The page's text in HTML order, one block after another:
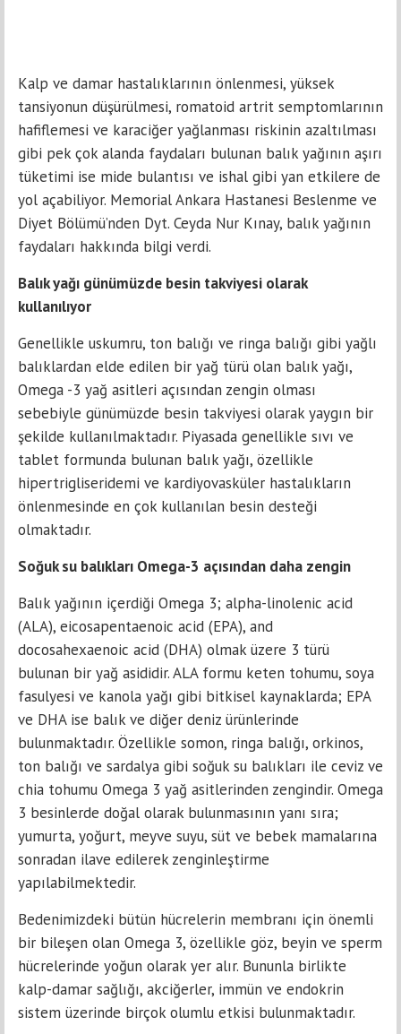
Kalp ve damar hastalıklarının önlenmesi, yüksek
tansiyonun düşürülmesi, romatoid artrit semptomlarının
hafiflemesi ve karaciğer yağlanması riskinin azaltılması
gibi pek çok alanda faydaları bulunan balık yağının aşırı
tüketimi ise mide bulantısı ve ishal gibi yan etkilere de
yol açabiliyor. Memorial Ankara Hastanesi Beslenme ve
Diyet Bölümü’nden Dyt. Ceyda Nur Kınay, balık yağının
faydaları hakkında bilgi verdi.
Balık yağı günümüzde besin takviyesi olarak
kullanılıyor
Genellikle uskumru, ton balığı ve ringa balığı gibi yağlı
balıklardan elde edilen bir yağ türü olan balık yağı,
Omega -3 yağ asitleri açısından zengin olması
sebebiyle günümüzde besin takviyesi olarak yaygın bir
şekilde kullanılmaktadır. Piyasada genellikle sıvı ve
tablet formunda bulunan balık yağı, özellikle
hipertrigliseridemi ve kardiyovasküler hastalıkların
önlenmesinde en çok kullanılan besin desteği
olmaktadır.
Soğuk su balıkları Omega-3 açısından daha zengin
Balık yağının içerdiği Omega 3; alpha-linolenic acid
(ALA), eicosapentaenoic acid (EPA), and
docosahexaenoic acid (DHA) olmak üzere 3 türü
bulunan bir yağ asididir. ALA formu keten tohumu, soya
fasulyesi ve kanola yağı gibi bitkisel kaynaklarda; EPA
ve DHA ise balık ve diğer deniz ürünlerinde
bulunmaktadır. Özellikle somon, ringa balığı, orkinos,
ton balığı ve sardalya gibi soğuk su balıkları ile ceviz ve
chia tohumu Omega 3 yağ asitlerinden zengindir. Omega
3 besinlerde doğal olarak bulunmasının yanı sıra;
yumurta, yoğurt, meyve suyu, süt ve bebek mamalarına
sonradan ilave edilerek zenginleştirme
yapılabilmektedir.
Bedenimizdeki bütün hücrelerin membranı için önemli
bir bileşen olan Omega 3, özellikle göz, beyin ve sperm
hücrelerinde yoğun olarak yer alır. Bununla birlikte
kalp-damar sağlığı, akciğerler, immün ve endokrin
sistem üzerinde birçok olumlu etkisi bulunmaktadır.